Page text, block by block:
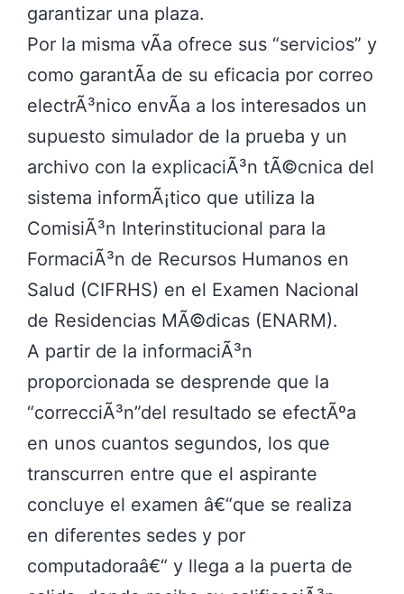
garantizar una plaza.
Por la misma vÃ­a ofrece sus
servicios y
como garantÃ­a de su eficacia por correo
electrÃ³nico envÃ­a a los interesados un
supuesto simulador de la prueba y un
archivo con la explicaciÃ³n tÃ©cnica del
sistema informÃ¡tico que utiliza la
ComisiÃ³n Interinstitucional para la
FormaciÃ³n de Recursos Humanos en
Salud (CIFRHS) en el Examen Nacional
de Residencias MÃ©dicas (ENARM).
A partir de la informaciÃ³n
proporcionada se desprende que la
correcciÃ³n del resultado se efectÃºa
en unos cuantos segundos, los que
transcurren entre que el aspirante
concluye el examen â€“que se realiza
en diferentes sedes y por
computadoraâ€“ y llega a la puerta de